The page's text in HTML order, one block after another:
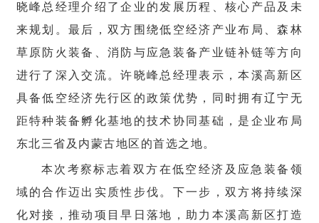
晓峰总经理介绍了企业的发展历程、核心产品及未
来规划。最后，双方围绕低空经济产业布局、森林
草原防火装备、消防与应急装备产业链补链等方向
进行了深入交流。许晓峰总经理表示，本溪高新区
具备低空经济先行区的政策优势，同时拥有辽宁无
距特种装备孵化基地的技术协同基础，是企业布局
东北三省及内蒙古地区的首选之地。
本次考察标志着双方在低空经济及应急装备领
域的合作迈出实质性步伐。下一步，双方将持续深
化对接，推动项目早日落地，助力本溪高新区打造